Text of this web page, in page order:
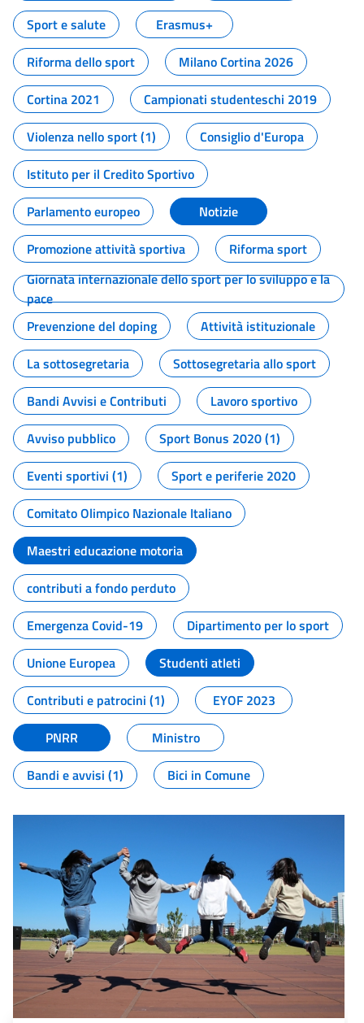
Sport e salute
Erasmus+
Riforma dello sport
Milano Cortina 2026
Cortina 2021
Campionati studenteschi 2019
Violenza nello sport (1)
Consiglio d'Europa
Istituto per il Credito Sportivo
Parlamento europeo
Notizie
Promozione attività sportiva
Riforma sport
Giornata internazionale dello sport per lo sviluppo e la
pace
Prevenzione del doping
Attività istituzionale
La sottosegretaria
Sottosegretaria allo sport
Bandi Avvisi e Contributi
Lavoro sportivo
Avviso pubblico
Sport Bonus 2020 (1)
Eventi sportivi (1)
Sport e periferie 2020
Comitato Olimpico Nazionale Italiano
Maestri educazione motoria
contributi a fondo perduto
Emergenza Covid-19
Dipartimento per lo sport
Unione Europea
Studenti atleti
Contributi e patrocini (1)
EYOF 2023
PNRR
Ministro
Bandi e avvisi (1)
Bici in Comune